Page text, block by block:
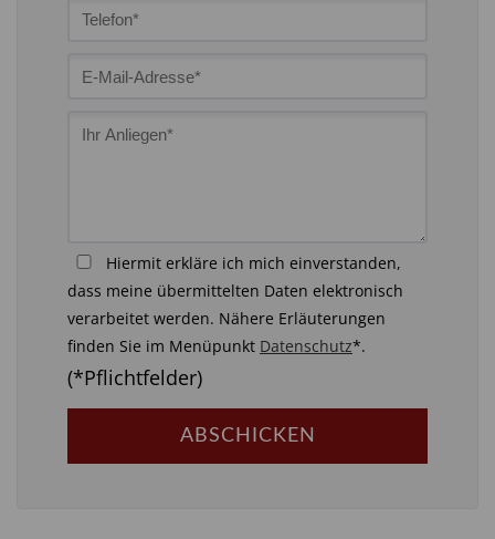
Hiermit erkläre ich mich einverstanden,
dass meine übermittelten Daten elektronisch
verarbeitet werden. Nähere Erläuterungen
finden Sie im Menüpunkt Datenschutz*.
(*Pflichtfelder)
ABSCHICKEN